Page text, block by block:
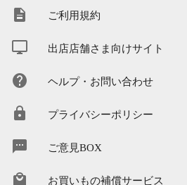
ご利用規約
出店店舗さま向けサイト
ヘルプ・お問い合わせ
プライバシーポリシー
ご意見BOX
お買いもの補償サービス